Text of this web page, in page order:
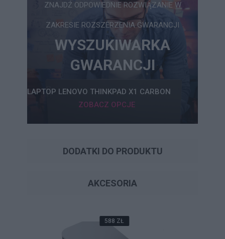
ZNAJDŹ ODPOWIEDNIE ROZWIĄZANIE W
ZAKRESIE ROZSZERZENIA GWARANCJI
WYSZUKIWARKA
GWARANCJI
LAPTOP LENOVO THINKPAD X1 CARBON
ZOBACZ OPCJE
DODATKI DO PRODUKTU
AKCESORIA
588 ZŁ